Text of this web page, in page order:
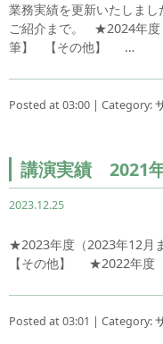
業務実績を更新いたしまし
ご紹介まで。 ★2024年度
筆】 【その他】 …
Posted at 03:00 | Category:
講演実績 2021
2023.12.25
★2023年度（2023年12月
【その他】 ★2022年度
Posted at 03:01 | Category: